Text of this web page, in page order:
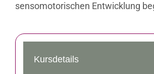
sensomotorischen Entwicklung
Kursdetails